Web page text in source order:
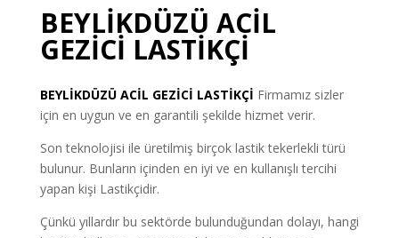
BEYLİKDÜZÜ ACİL
GEZİCİ LASTİKÇİ
BEYLİKDÜZÜ ACİL GEZİCİ LASTİKÇİ Firmamız sizler
için en uygun ve en garantili şekilde hizmet verir.
Son teknolojisi ile üretilmiş birçok lastik tekerlekli türü
bulunur. Bunların içinden en iyi ve en kullanışlı tercihi
yapan kişi Lastikçidir.
Çünkü yıllardır bu sektörde bulunduğundan dolayı, hangi